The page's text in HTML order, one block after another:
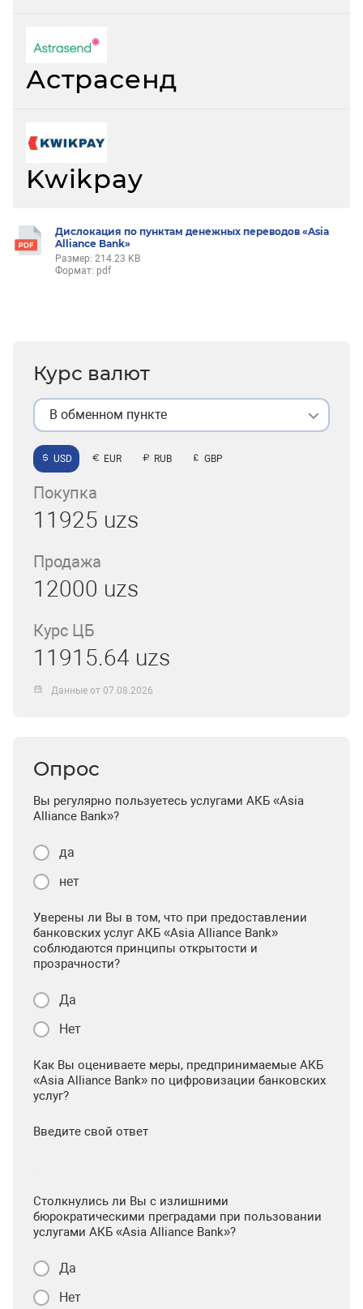
Астрасенд
Kwikpay
Дислокация по пунктам денежных переводов «Asia
Alliance Bank»
Размер: 214.23 KB
Формат: pdf
Курс валют
В обменном пункте
USD EUR RUB GBP
Покупка
11925 uzs
Продажа
12000 uzs
Курс ЦБ
11915.64 uzs
Данные от 07.08.2026
Опрос
Вы регулярно пользуетесь услугами АКБ «Asia
Alliance Bank»?
да
нет
Уверены ли Вы в том, что при предоставлении
банковских услуг АКБ «Asia Alliance Bank»
соблюдаются принципы открытости и
прозрачности?
Да
Нет
Как Вы оцениваете меры, предпринимаемые АКБ
«Asia Alliance Bank» по цифровизации банковских
услуг?
Введите свой ответ
Столкнулись ли Вы с излишними
бюрократическими преградами при пользовании
услугами АКБ «Asia Alliance Bank»?
Да
Нет